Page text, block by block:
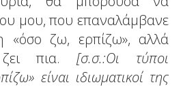
μου, που επαναλάμβανε
«όσο ζω, ερπίζω», αλλά
ζει πια.[σ.σ.:Οι τύποι
είναι ιδιωματικοί της